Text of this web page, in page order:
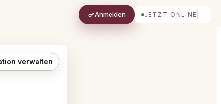
Anmelden JETZT ONLINE
verwalten